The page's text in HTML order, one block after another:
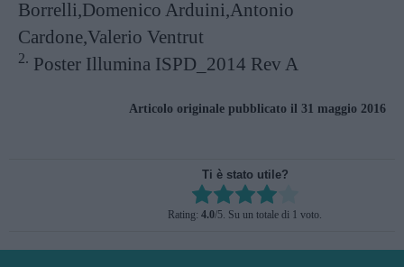
Borrelli,Domenico Arduini,Antonio
Cardone,Valerio Ventrut
2. Poster Illumina ISPD_2014 Rev A
Articolo originale pubblicato il 31 maggio 2016
Ti è stato utile?
Rate this item:
SUBMIT RATING
Rating: 4.0/5. Su un totale di 1 voto.